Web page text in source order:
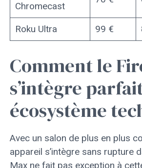
Chromecast
Roku Ultra 99 €
Comment le
s’intègre
écosystème
Avec un salon de plus en plus
appareil s’intègre sans rupture
Max ne fait pas exception à